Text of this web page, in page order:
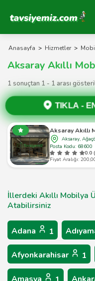
Tavsiyemiz Anasayfa
Anasayfa > Hizmetler >
Aksaray Akıllı
1 sonuçtan 1 - 1 arası
TIKLA -
Aksaray Akıllı
Aksaray,
Posta Kodu: 68600
0.0
Fiyat Aralığı:
İllerdeki Akıllı Mobilya
Atabilirsiniz
Adana 1
Afyonkarahisar 1